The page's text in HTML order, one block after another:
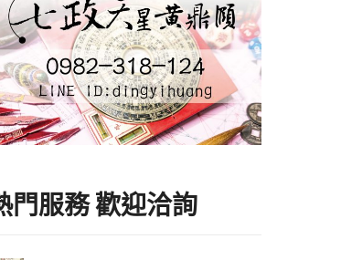
門服務 歡迎洽詢